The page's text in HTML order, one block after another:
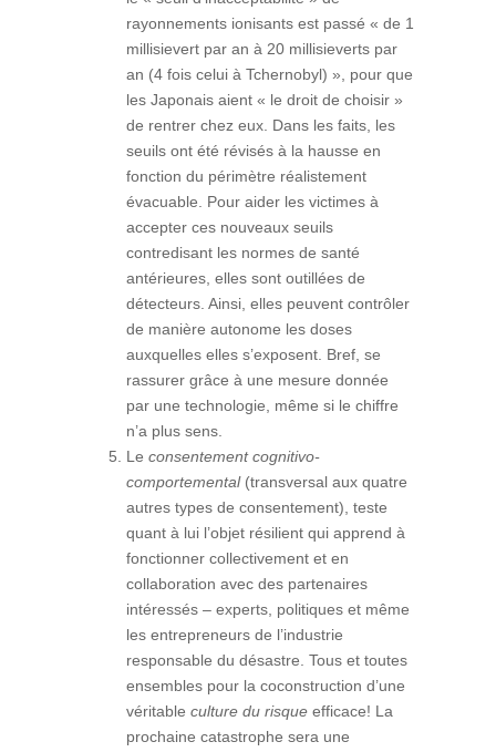
rayonnements ionisants est passé « de 1
millisievert par an à 20 millisieverts par
an (4 fois celui à Tchernobyl) », pour que
les Japonais aient « le droit de choisir »
de rentrer chez eux. Dans les faits, les
seuils ont été révisés à la hausse en
fonction du périmètre réalistement
évacuable. Pour aider les victimes à
accepter ces nouveaux seuils
contredisant les normes de santé
antérieures, elles sont outillées de
détecteurs. Ainsi, elles peuvent contrôler
de manière autonome les doses
auxquelles elles s’exposent. Bref, se
rassurer grâce à une mesure donnée
par une technologie, même si le chiffre
n’a plus sens.
Le consentement cognitivo-
comportemental(transversal aux quatre
autres types de consentement), teste
quant à lui l’objet résilient qui apprend à
fonctionner collectivement et en
collaboration avec des partenaires
intéressés – experts, politiques et même
les entrepreneurs de l’industrie
responsable du désastre. Tous et toutes
ensembles pour la coconstruction d’une
véritable culture du risque efficace! La
prochaine catastrophe sera une